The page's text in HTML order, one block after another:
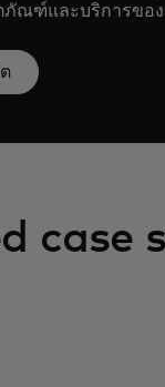
ภัณฑ์และบริการของ
case